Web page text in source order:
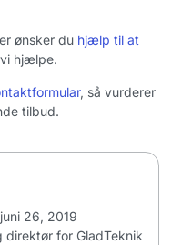
ønsker du hjælp til at
hjælpe.
, så vurderer
tilbud.
juni 26, 2019
direktør for GladTeknik